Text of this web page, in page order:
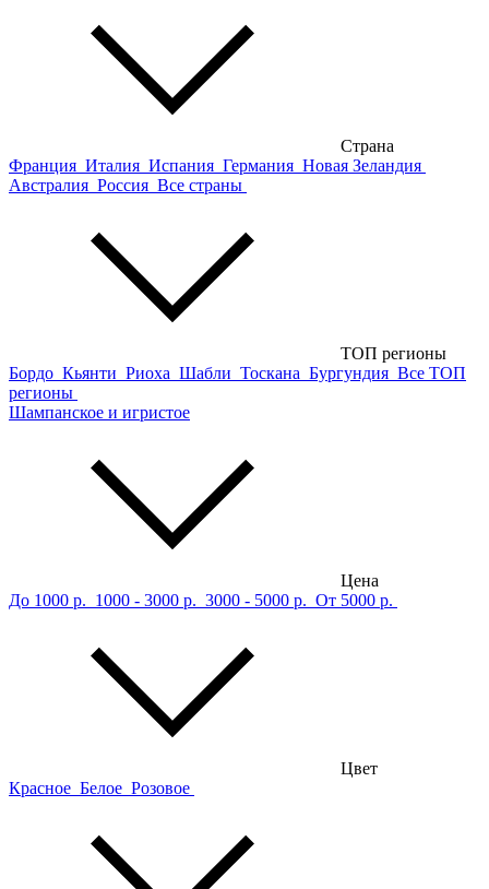
Страна
Франция Италия Испания Германия Новая Зеландия
Австралия Россия Все страны
ТОП регионы
Бордо Кьянти Риоха Шабли Тоскана Бургундия Все ТОП
регионы
Шампанское и игристое
Цена
До 1000 р. 1000 - 3000 р. 3000 - 5000 р. От 5000 р.
Цвет
Красное Белое Розовое